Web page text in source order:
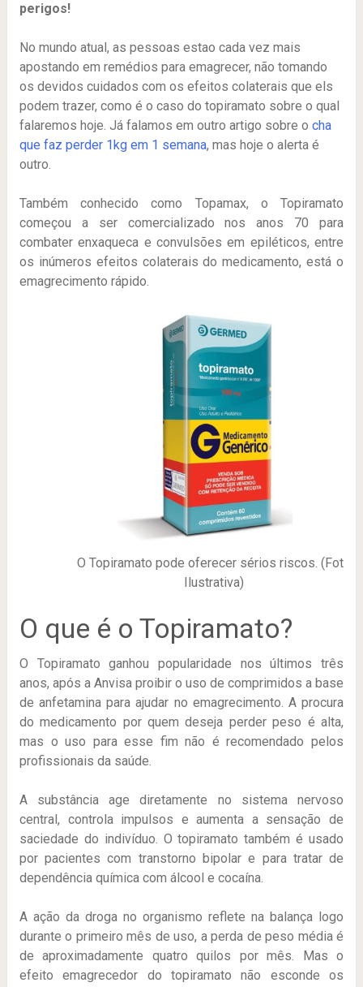
perigos!
No mundo atual, as pessoas estao cada vez mais
apostando em remédios para emagrecer, não tomando
os devidos cuidados com os efeitos colaterais que els
podem trazer, como é o caso do topiramato sobre o qual
falaremos hoje. Já falamos em outro artigo sobre o cha
que faz perder 1kg em 1 semana, mas hoje o alerta é
outro.
Também conhecido como Topamax, o Topiramato
começou a ser comercializado nos anos 70 para
combater enxaqueca e convulsões em epiléticos, entre
os inúmeros efeitos colaterais do medicamento, está o
emagrecimento rápido.
O Topiramato pode oferecer sérios riscos. (Foto
Ilustrativa)
O que é o Topiramato?
O Topiramato ganhou popularidade nos últimos três
anos, após a Anvisa proibir o uso de comprimidos a base
de anfetamina para ajudar no emagrecimento. A procura
do medicamento por quem deseja perder peso é alta,
mas o uso para esse fim não é recomendado pelos
profissionais da saúde.
A substância age diretamente no sistema nervoso
central, controla impulsos e aumenta a sensação de
saciedade do indivíduo. O topiramato também é usado
por pacientes com transtorno bipolar e para tratar de
dependência química com álcool e cocaína.
A ação da droga no organismo reflete na balança logo
durante o primeiro mês de uso, a perda de peso média é
de aproximadamente quatro quilos por mês. Mas o
efeito emagrecedor do topiramato não esconde os